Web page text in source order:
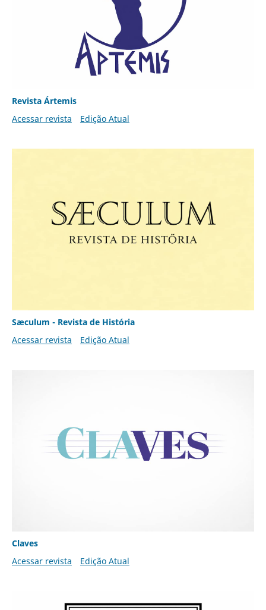
Revista Ártemis
Acessar revista
Edição Atual
Sæculum - Revista de História
Acessar revista
Edição Atual
Claves
Acessar revista
Edição Atual